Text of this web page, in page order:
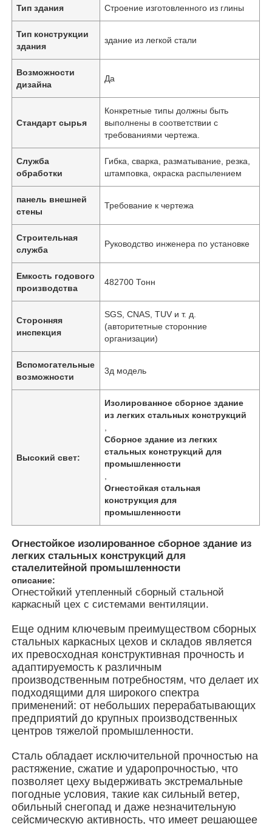
Ролики
О Компании
Наша фабрика
контроль качества
контактные данные
Новости
Все случаи
Отправить запрос
Тип здания Строение изготовленного из глины
Тип конструкции
здания
здание из легкой стали
Возможности
дизайна
Да
Стандарт сырья
Конкретные типы должны быть
выполнены в соответствии с
требованиями чертежа.
Служба
обработки
Гибка, сварка, разматывание, резка,
штамповка, окраска распылением
панель внешней
стены
Требование к чертежа
Строительная
служба
Руководство инженера по установке
Емкость годового
производства
482700 Тонн
Сторонняя
инспекция
SGS, CNAS, TUV и т. д.
(авторитетные сторонние
организации)
Вспомогательные
возможности
3д модель
Высокий свет:
Изолированное сборное здание
из легких стальных конструкций
Сборное здание из легких
стальных конструкций для
промышленности
Огнестойкая стальная
конструкция для
промышленности
Огнестойкое изолированное сборное здание из
легких стальных конструкций для
сталелитейной промышленности
описание:
Огнестойкий утепленный сборный стальной
каркасный цех с системами вентиляции.
Еще одним ключевым преимуществом сборных
стальных каркасных цехов и складов является
их превосходная конструктивная прочность и
адаптируемость к различным
производственным потребностям, что делает их
подходящими для широкого спектра
применений: от небольших перерабатывающих
предприятий до крупных производственных
центров тяжелой промышленности.
Сталь обладает исключительной прочностью на
растяжение, сжатие и ударопрочностью, что
позволяет цеху выдерживать экстремальные
погодные условия, такие как сильный ветер,
обильный снегопад и даже незначительную
сейсмическую активность, что имеет решающее